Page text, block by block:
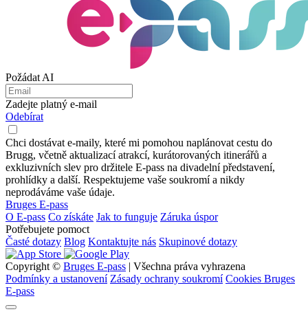
Požádat AI
Zadejte platný e-mail
Odebírat
Chci dostávat e-maily, které mi pomohou naplánovat cestu do
Brugg, včetně aktualizací atrakcí, kurátorovaných itinerářů a
exkluzivních slev pro držitele E-pass na divadelní představení,
prohlídky a další. Respektujeme vaše soukromí a nikdy
neprodáváme vaše údaje.
Bruges E-pass
O E-pass Co získáte Jak to funguje Záruka úspor
Potřebujete pomoct
Časté dotazy Blog Kontaktujte nás Skupinové dotazy
Copyright © Bruges E-pass | Všechna práva vyhrazena
Podmínky a ustanovení Zásady ochrany soukromí Cookies Bruges
E-pass